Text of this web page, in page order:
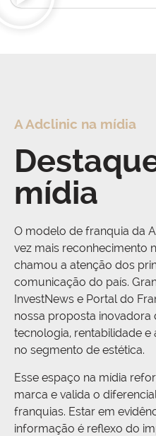
A Adclinic na mídia
mídia
O modelo de franquia da
vez mais reconhecimento
chamou a atenção dos
comunicação do país.
InvestNews e Portal do
nossa proposta inovadora
tecnologia, rentabilidade
no segmento de estética.
Esse espaço na mídia
marca e valida o
franquias. Estar em
informação é reflexo do